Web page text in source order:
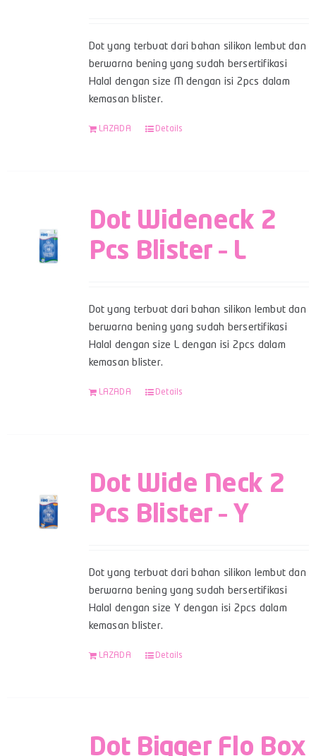
Dot yang terbuat dari bahan silikon lembut dan
berwarna bening yang sudah bersertifikasi
Halal dengan size M dengan isi 2pcs dalam
kemasan blister.
LAZADA Details
Dot Wideneck 2
Pcs Blister – L
Dot yang terbuat dari bahan silikon lembut dan
berwarna bening yang sudah bersertifikasi
Halal dengan size L dengan isi 2pcs dalam
kemasan blister.
LAZADA Details
Dot Wide Neck 2
Pcs Blister – Y
Dot yang terbuat dari bahan silikon lembut dan
berwarna bening yang sudah bersertifikasi
Halal dengan size Y dengan isi 2pcs dalam
kemasan blister.
LAZADA Details
Dot Bigger Flo Box